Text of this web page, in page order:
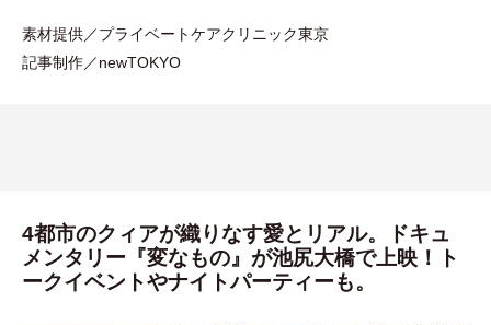
素材提供／プライベートケアクリニック東京
記事制作／newTOKYO
4都市のクィアが織りなす愛とリアル。ドキュ
メンタリー『変なもの』が池尻大橋で上映！ト
ークイベントやナイトパーティーも。